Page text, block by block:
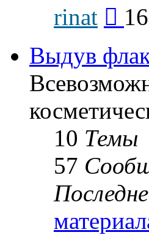
rinat
Выдув
10 Темы
57